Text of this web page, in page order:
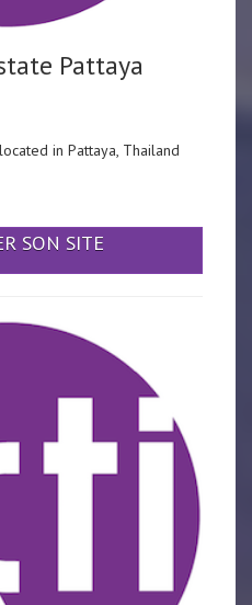
Pattaya
in Pattaya, Thailand
SON SITE